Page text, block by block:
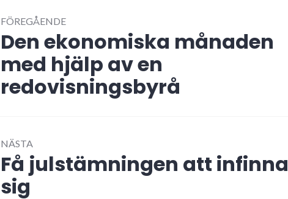
FÖREGÅENDE
Föregående
inlägg:
Den ekonomiska månaden
med hjälp av en
redovisningsbyrå
NÄSTA
Nästa
inlägg:
Få julstämningen att infinna
sig